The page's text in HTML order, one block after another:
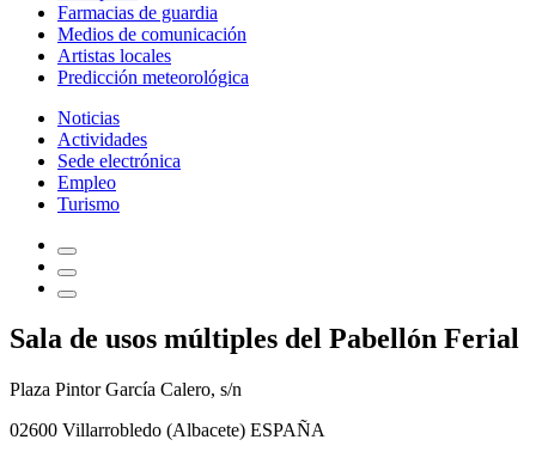
Farmacias de guardia
Medios de comunicación
Artistas locales
Predicción meteorológica
Noticias
Actividades
Sede electrónica
Empleo
Turismo
Sala de usos múltiples del Pabellón Ferial
Plaza Pintor García Calero, s/n
02600 Villarrobledo (Albacete) ESPAÑA